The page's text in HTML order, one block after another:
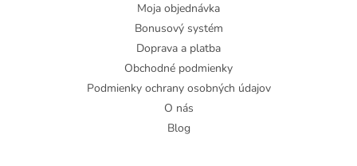
Moja objednávka
Bonusový systém
Doprava a platba
Obchodné podmienky
Podmienky ochrany osobných údajov
O nás
Blog